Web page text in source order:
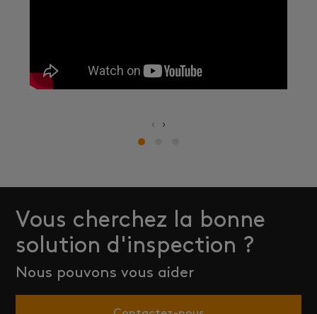
‹ ›
Vous cherchez la bonne
solution d'inspection ?
Nous pouvons vous aider